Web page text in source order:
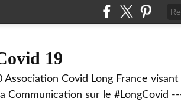
19
Covid Long France
la Communication sur le